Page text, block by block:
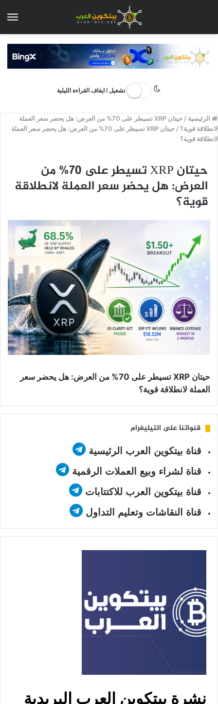
تشغيل / ايقاف القراءة الليلية
الرئيسية /
حيتان XRP تسيطر على 70% من العرض: هل يحضر سعر العملة
لانطلاقة قوية؟ /
حيتان XRP تسيطر على 70% من العرض: هل يحضر سعر العملة
لانطلاقة قوية؟
حيتان XRP تسيطر على 70% من
العرض: هل يحضر سعر العملة لانطلاقة
قوية؟
حيتان XRP تسيطر على 70% من العرض: هل يحضر سعر
العملة لانطلاقة قوية؟
قنواتنا على التيليغرام
قناة بيتكوين العرب الرئيسية
قناة لشراء وبيع العملات الرقمية
قناة بيتكوين العرب للاكتتابات
قناة النقاشات وتعليم التداول